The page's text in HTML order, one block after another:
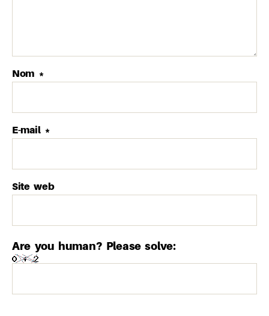
Nom *
E-mail *
Site web
Are you human? Please solve: